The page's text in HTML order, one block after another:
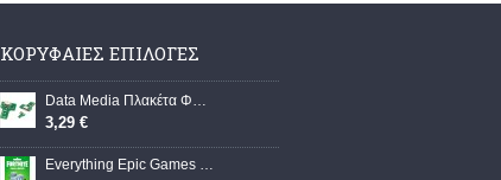
ΚΟΡΥΦΑΊΕΣ ΕΠΙΛΟΓΈΣ
Data Media Πλακέτα Φόρτισης Controller Dualshock JDS-030 PS4
3,29 €
Everything Epic Games Fortnite 1000 V-Bucks Προπληρωμένη Κάρτα με 1000 V-Bucks Key για PC